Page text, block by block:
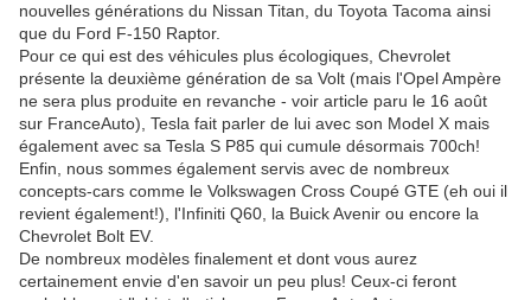
nouvelles générations du Nissan Titan, du Toyota Tacoma ainsi
que du Ford F-150 Raptor.
Pour ce qui est des véhicules plus écologiques, Chevrolet
présente la deuxième génération de sa Volt (mais l'Opel Ampère
ne sera plus produite en revanche - voir article paru le 16 août
sur FranceAuto), Tesla fait parler de lui avec son Model X mais
également avec sa Tesla S P85 qui cumule désormais 700ch!
Enfin, nous sommes également servis avec de nombreux
concepts-cars comme le Volkswagen Cross Coupé GTE (eh oui il
revient également!), l'Infiniti Q60, la Buick Avenir ou encore la
Chevrolet Bolt EV.
De nombreux modèles finalement et dont vous aurez
certainement envie d'en savoir un peu plus! Ceux-ci feront